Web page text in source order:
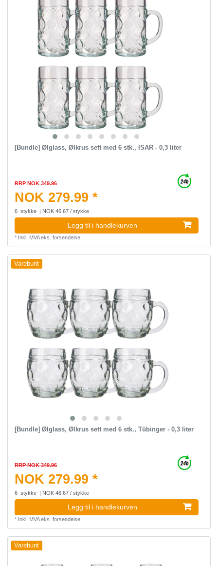
[Bundle] Ølglass, Ølkrus sett med 6 stk., ISAR - 0,3 liter
RRP NOK 349.96
NOK 279.99 *
6 stykke | NOK 46.67 / stykke
Legg til i handlekurven
* Inkl. MVAeks. forsendelse
Varebunt
[Bundle] Ølglass, Ølkrus sett med 6 stk., Tübinger - 0,3 liter
RRP NOK 349.96
NOK 279.99 *
6 stykke | NOK 46.67 / stykke
Legg til i handlekurven
* Inkl. MVAeks. forsendelse
Varebunt